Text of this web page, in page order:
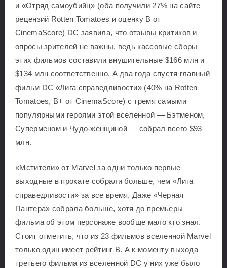
и «Отряд самоубийц» (оба получили 27% на сайте
рецензий Rotten Tomatoes и оценку B от
CinemaScore) DC заявила, что отзывы критиков и
опросы зрителей не важны, ведь кассовые сборы
этих фильмов составили внушительные $166 млн и
$134 млн соответственно. А два года спустя главный
фильм DC «Лига справедливости» (40% на Rotten
Tomatoes, B+ от CinemaScore) с тремя самыми
популярными героями этой вселенной — Бэтменом,
Суперменом и Чудо-женщиной — собрал всего $93
млн.
«Мстители» от Marvel за одни только первые
выходные в прокате собрали больше, чем «Лига
справедливости» за все время. Даже «Черная
Пантера» собрала больше, хотя до премьеры
фильма об этом персонаже вообще мало кто знал.
Стоит отметить, что из 23 фильмов вселенной Marvel
только один имеет рейтинг B. А к моменту выхода
третьего фильма из вселенной DC у них уже было